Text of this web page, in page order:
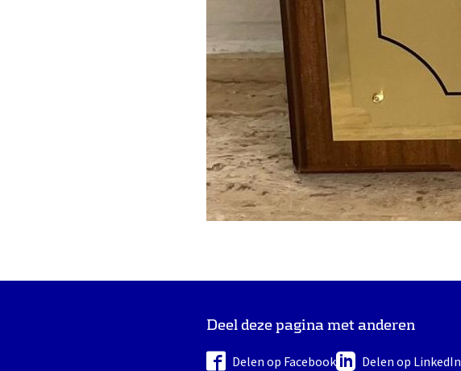
Deel deze pagina met anderen
Delen op Facebook Delen op LinkedIn